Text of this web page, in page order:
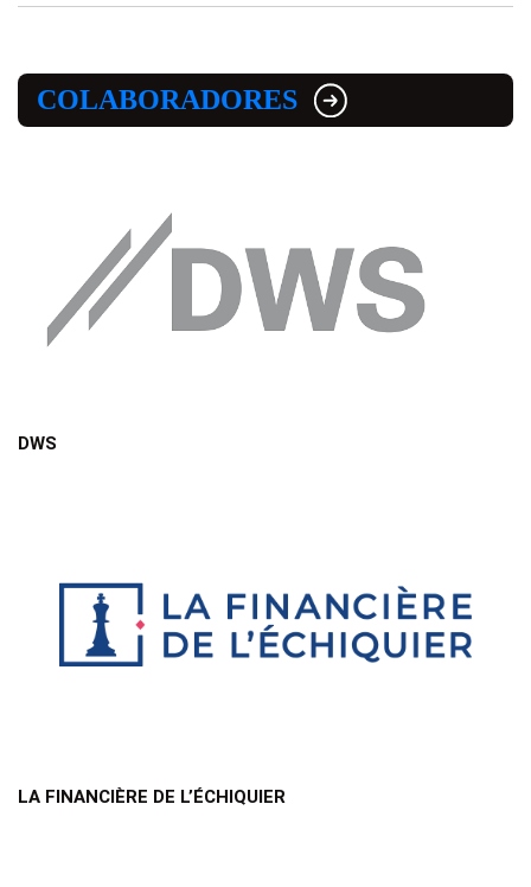
COLABORADORES
DWS
LA FINANCIÈRE DE L’ÉCHIQUIER